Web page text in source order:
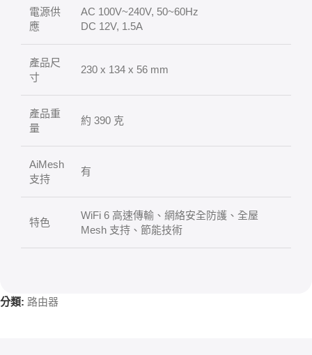
電源供
應
AC 100V~240V, 50~60Hz
DC 12V, 1.5A
產品尺
寸
230 x 134 x 56 mm
產品重
量
約 390 克
AiMesh
支持
有
特色
WiFi 6 高速傳輸、網絡安全防護、全屋
Mesh 支持、節能技術
分類: 路由器